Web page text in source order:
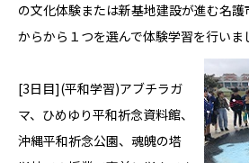
の文化体験または新基地建設が進む名
からから１つを選んで体験学習を行いま
[3日目](平和学習)アブチラガ
マ、ひめゆり平和祈念資料館、
沖縄平和祈念公園、魂魄の塔